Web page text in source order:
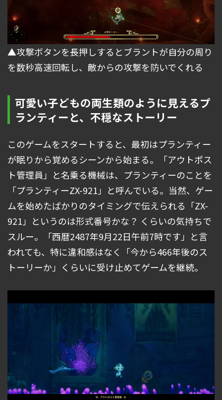
▲攻撃ボタンを長押しするとブラントが自分の周り
を数秒高速回転し、敵からの攻撃を防いでくれる
可愛い子どもの両生類のように見えるプ
ランティーと、不穏なストーリー
このゲームをスタートすると、最初はプランティー
が眠りから覚めるシーンから始まる。「アウトポス
ト管理員」と名乗る機械は、プランティーのことを
「プランティーZX-921」と呼んでいる。当然、ゲー
ムを始めたばかりのタイミングで伝えられる「ZX-
921」というのは形式番号かな？ くらいの気持ちで
スルー。「西暦2487年9月22日午前7時です」と言
われても、特に違和感はなく「今から466年後のス
トーリーか」くらいに受け止めてゲームを継続。